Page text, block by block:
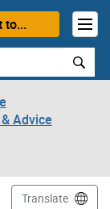
to...
Advice
Translate